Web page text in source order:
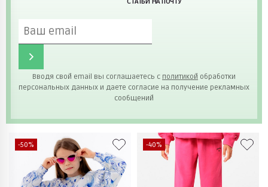
Вводя свой email вы соглашаетесь с политикой обработки
персональных данных и даете согласие на получение рекламных
сообщений
-50% -40%